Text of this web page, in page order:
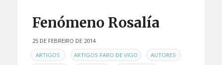
Fenómeno Rosalía
25 DE FEBREIRO DE 2014
EN ARTIGOS , ARTIGOS FARO DE VIGO , AUTORES ,